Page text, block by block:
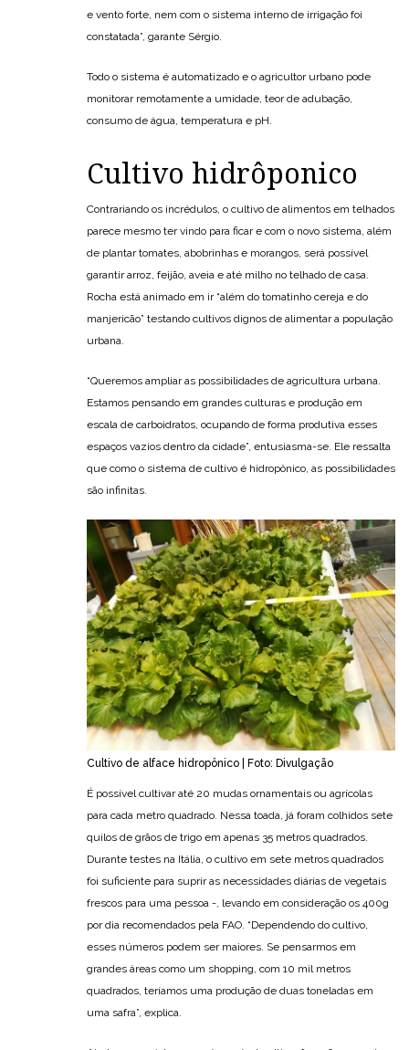
e vento forte, nem com o sistema interno de irrigação foi
constatada”, garante Sérgio.
Todo o sistema é automatizado e o agricultor urbano pode
monitorar remotamente a umidade, teor de adubação,
consumo de água, temperatura e pH.
Cultivo hidrôponico
Contrariando os incrédulos, o cultivo de alimentos em telhados
parece mesmo ter vindo para ficar e com o novo sistema, além
de plantar tomates, abobrinhas e morangos, será possível
garantir arroz, feijão, aveia e até milho no telhado de casa.
Rocha está animado em ir “além do tomatinho cereja e do
manjericão” testando cultivos dignos de alimentar a população
urbana.
“Queremos ampliar as possibilidades de agricultura urbana.
Estamos pensando em grandes culturas e produção em
escala de carboidratos, ocupando de forma produtiva esses
espaços vazios dentro da cidade”, entusiasma-se. Ele ressalta
que como o sistema de cultivo é hidropônico, as possibilidades
são infinitas.
Cultivo de alface hidropônico | Foto: Divulgação
É possível cultivar até 20 mudas ornamentais ou agrícolas
para cada metro quadrado. Nessa toada, já foram colhidos sete
quilos de grãos de trigo em apenas 35 metros quadrados.
Durante testes na Itália, o cultivo em sete metros quadrados
foi suficiente para suprir as necessidades diárias de vegetais
frescos para uma pessoa -, levando em consideração os 400g
por dia recomendados pela FAO. “Dependendo do cultivo,
esses números podem ser maiores. Se pensarmos em
grandes áreas como um shopping, com 10 mil metros
quadrados, teríamos uma produção de duas toneladas em
uma safra”, explica.